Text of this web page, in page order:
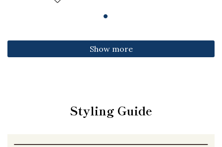
Show more
Styling Guide